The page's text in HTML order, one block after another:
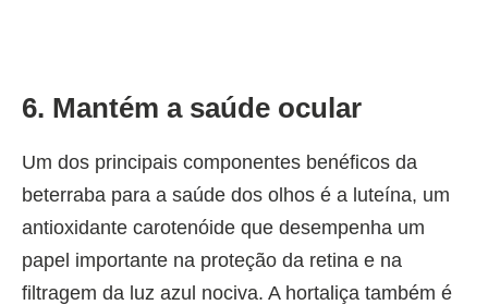
6. Mantém a saúde ocular
Um dos principais componentes benéficos da
beterraba para a saúde dos olhos é a luteína, um
antioxidante carotenóide que desempenha um
papel importante na proteção da retina e na
filtragem da luz azul nociva. A hortaliça também é